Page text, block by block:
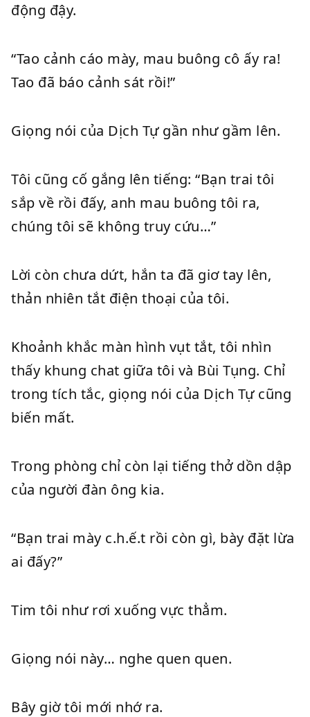
động đậy.
“Tao cảnh cáo mày, mau buông cô ấy ra!
Tao đã báo cảnh sát rồi!”
Giọng nói của Dịch Tự gần như gầm lên.
Tôi cũng cố gắng lên tiếng: “Bạn trai tôi
sắp về rồi đấy, anh mau buông tôi ra,
chúng tôi sẽ không truy cứu…”
Lời còn chưa dứt, hắn ta đã giơ tay lên,
thản nhiên tắt điện thoại của tôi.
Khoảnh khắc màn hình vụt tắt, tôi nhìn
thấy khung chat giữa tôi và Bùi Tụng. Chỉ
trong tích tắc, giọng nói của Dịch Tự cũng
biến mất.
Trong phòng chỉ còn lại tiếng thở dồn dập
của người đàn ông kia.
“Bạn trai mày c.h.ế.t rồi còn gì, bày đặt lừa
ai đấy?”
Tim tôi như rơi xuống vực thẳm.
Giọng nói này… nghe quen quen.
Bây giờ tôi mới nhớ ra.